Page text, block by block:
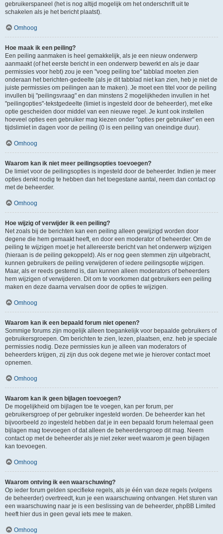
gebruikerspaneel (het is nog altijd mogelijk om het onderschrift uit te
schakelen als je het bericht plaatst).
Omhoog
Hoe maak ik een peiling?
Een peiling aanmaken is heel gemakkelijk, als je een nieuw onderwerp
aanmaakt (of het eerste bericht in een onderwerp bewerkt en als je daar
permissies voor hebt) zou je een "voeg peiling toe" tabblad moeten zien
onderaan het berichten-gedeelte (als je dit tabblad niet kan zien, heb je niet de
juiste permissies om peilingen aan te maken). Je moet een titel voor de peiling
invullen bij "peilingsvraag" en dan minstens 2 mogelijkheden invullen in het
"peilingopties"-tekstgedeelte (limiet is ingesteld door de beheerder), met elke
optie gescheiden door middel van een nieuwe regel. Je kunt ook instellen
hoeveel opties een gebruiker mag kiezen onder "opties per gebruiker" en een
tijdslimiet in dagen voor de peiling (0 is een peiling van oneindige duur).
Omhoog
Waarom kan ik niet meer peilingsopties toevoegen?
De limiet voor de peilingsopties is ingesteld door de beheerder. Indien je meer
opties denkt nodig te hebben dan het toegestane aantal, neem dan contact op
met de beheerder.
Omhoog
Hoe wijzig of verwijder ik een peiling?
Net zoals bij de berichten kan een peiling alleen gewijzigd worden door
degene die hem gemaakt heeft, en door een moderator of beheerder. Om de
peiling te wijzigen moet je het allereerste bericht van het onderwerp wijzigen
(hieraan is de peiling gekoppeld). Als er nog geen stemmen zijn uitgebracht,
kunnen gebruikers de peiling verwijderen of iedere peilingsoptie wijzigen.
Maar, als er reeds gestemd is, dan kunnen alleen moderators of beheerders
hem wijzigen of verwijderen. Dit om te voorkomen dat gebruikers een peiling
maken en deze daarna vervalsen door de opties te wijzigen.
Omhoog
Waarom kan ik een bepaald forum niet openen?
Sommige forums zijn mogelijk alleen toegankelijk voor bepaalde gebruikers of
gebruikersgroepen. Om berichten te zien, lezen, plaatsen, enz. heb je speciale
permissies nodig. Deze permissies kun je alleen van moderators of
beheerders krijgen, zij zijn dus ook degene met wie je hierover contact moet
opnemen.
Omhoog
Waarom kan ik geen bijlagen toevoegen?
De mogelijkheid om bijlagen toe te voegen, kan per forum, per
gebruikersgroep of per gebruiker ingesteld worden. De beheerder kan het
bijvoorbeeld zo ingesteld hebben dat je in een bepaald forum helemaal geen
bijlagen mag toevoegen of dat alleen de beheerdersgroep dit mag. Neem
contact op met de beheerder als je niet zeker weet waarom je geen bijlagen
kan toevoegen.
Omhoog
Waarom ontving ik een waarschuwing?
Op ieder forum gelden specifieke regels, als je één van deze regels (volgens
de beheerder) overtreedt, kun je een waarschuwing ontvangen. Het sturen van
een waarschuwing naar je is een beslissing van de beheerder, phpBB Limited
heeft hier dus in geen geval iets mee te maken.
Omhoog